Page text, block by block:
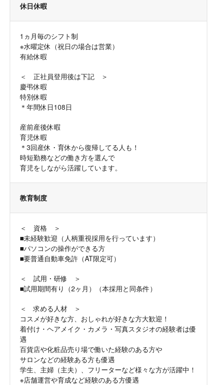
休日休暇
1ヵ月毎のシフト制
※水曜定休（祝日の場合は営業）
有給休暇
＜ 正社員登用後は下記 ＞
慶弔休暇
特別休暇
＊年間休日108日
産前産後休暇
育児休暇
＊3回産休・育休から復帰してる人も！
時短勤務などの働き方を選んで
育児をしながら活躍しています。
教育制度
＜ 資格 ＞
■未経験歓迎（人柄重視採用を行っています）
■パソコンの操作ができる方
■要普通自動車免許（AT限定可）
＜ 試用・研修 ＞
■試用期間有り（2ヶ月）（本採用と同条件）
＜ 求める人材 ＞
コスメが好きな方、おしゃれが好きな方大歓迎！
着付け・ヘアメイク・カメラ・写真スタジオの経験者は優
遇
百貨店や化粧品売り場で働いた経験のある方や
サロンなどの経験ある方も優遇
学生、主婦（主夫）、フリーターなど様々な方が活躍中！
※店舗運営や育成など経験のある方優遇